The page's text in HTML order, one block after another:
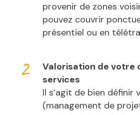
provenir de zones
pouvez couvrir
présentiel ou en
Valorisation de votre
services
Il s’agit de bien définir
(management de